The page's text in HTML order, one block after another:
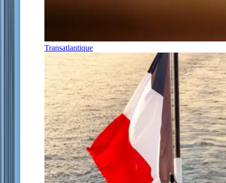
Transatlantique